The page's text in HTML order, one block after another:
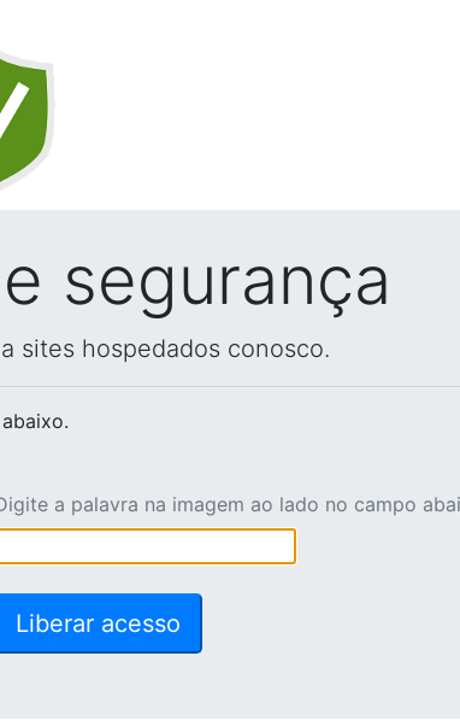
segurança
sites hospedados conosco.
a palavra na imagem ao lado no campo